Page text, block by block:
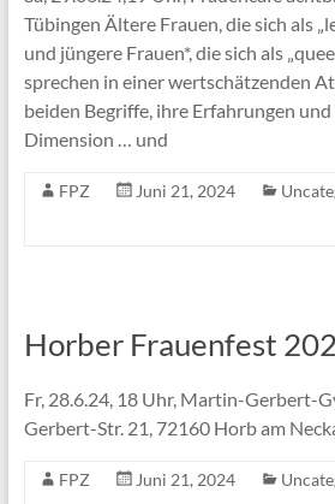
Tübingen Ältere Frauen, die sich als
und jüngere Frauen*, die sich als
sprechen in einer wertschätzenden
beiden Begriffe, ihre Erfahrungen
Dimension … und
FPZ Juni 21, 2024
Horber Frauenfest
Fr, 28.6.24, 18 Uhr, Martin-Gerbert-
Gerbert-Str. 21, 72160 Horb am
FPZ Juni 21, 2024